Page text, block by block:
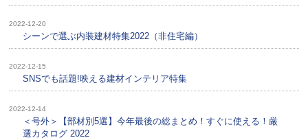
2022-12-20
シーンで選ぶ内装建材特集2022（非住宅編）
2022-12-15
SNSでも話題!映える建材インテリア特集
2022-12-14
＜号外＞【部材別5選】今年最後の総まとめ！すぐに使える！厳
選カタログ 2022